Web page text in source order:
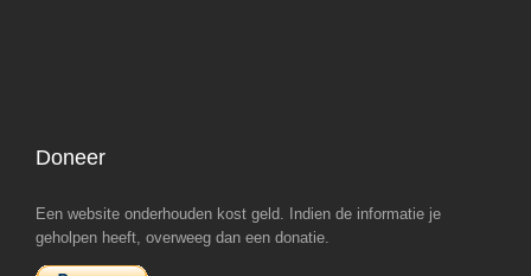
Doneer
Een website onderhouden kost geld. Indien de informatie je
geholpen heeft, overweeg dan een donatie.